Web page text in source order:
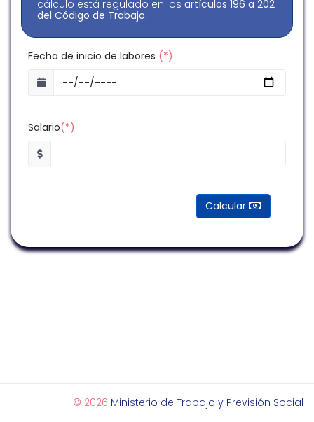
cálculo está regulado en los artículos 196 a 202
del Código de Trabajo.
Fecha de inicio de labores (*)
Salario(*)
Calcular
© 2026 Ministerio de Trabajo y Previsión Social